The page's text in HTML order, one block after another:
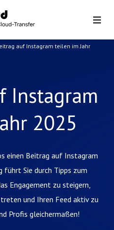
auf Instagram teilen im Jahr
Instagram
2025
einen Beitrag auf Instagram
führt Sie durch Tipps zum
Engagement zu steigern,
und Ihren Feed aktiv zu
Profis gleichermaßen!